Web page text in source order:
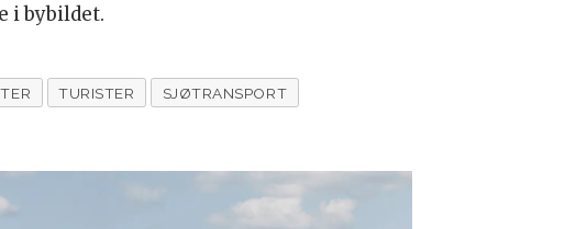
i bybildet.
TURISTER SJØTRANSPORT